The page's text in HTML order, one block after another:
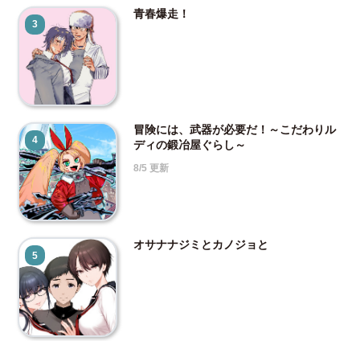
3
青春爆走！
4
冒険には、武器が必要だ！～こだわりル
ディの鍛冶屋ぐらし～
8/5 更新
5
オサナナジミとカノジョと